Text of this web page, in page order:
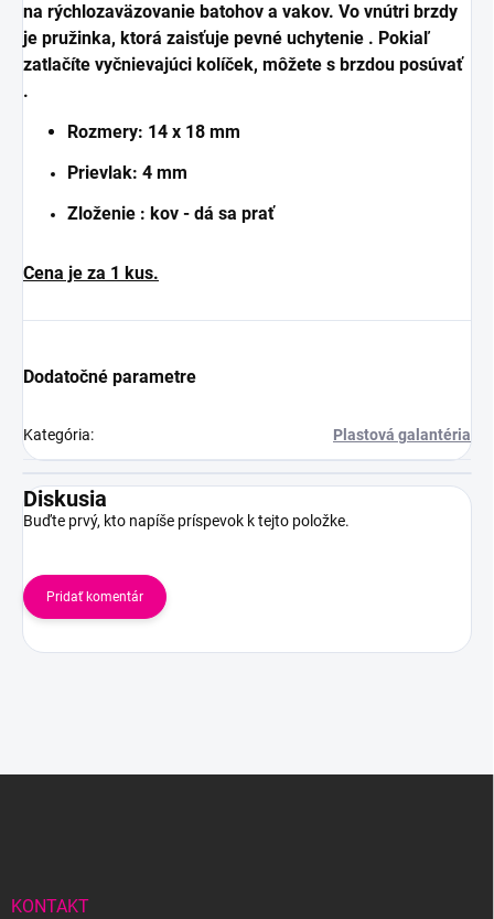
na rýchlozaväzovanie batohov a vakov. Vo vnútri brzdy
je pružinka, ktorá zaisťuje pevné uchytenie . Pokiaľ
zatlačíte vyčnievajúci kolíček, môžete s brzdou posúvať
.
Rozmery: 14 x 18 mm
Prievlak: 4 mm
Zloženie : kov - dá sa prať
Cena je za 1 kus.
Dodatočné parametre
Kategória: Plastová galantéria
Diskusia
Buďte prvý, kto napíše príspevok k tejto položke.
Pridať komentár
KONTAKT